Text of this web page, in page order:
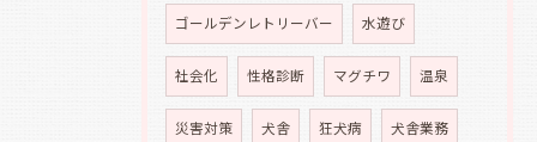
ゴールデンレトリーバー 水遊び
社会化 性格診断 マグチワ 温泉
災害対策 犬舎 狂犬病 犬舎業務